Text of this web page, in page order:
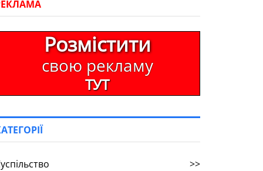
Розмістити
свою рекламу
ТУТ
>>